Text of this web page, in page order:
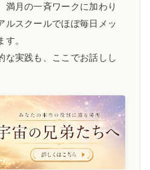
満月の一斉ワークに加わり
ルスクールでほぼ毎日メッ
。
な実践も、ここでお話しし